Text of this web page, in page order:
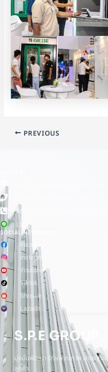
PREVIOUS
065-8899840 (Customer Service)
LINE
SOCIAL NETWORKS
Facebook
instagram
Youtube
Tiktok
Shopee
Lazada
S.P.E GROUP
มุ่งมั่นพัฒนา รักษาคุณภาพ มาตรฐาน
ลูกค้า